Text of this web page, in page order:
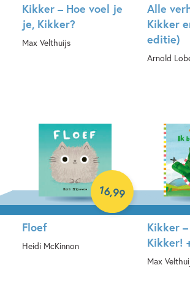
Kikker – Hoe voel je
je, Kikker?
Max Velthuijs
Alle
Kikker
editie)
Arnold
Floef
Heidi McKinnon
16,99
Kikker
Kikker!
Max